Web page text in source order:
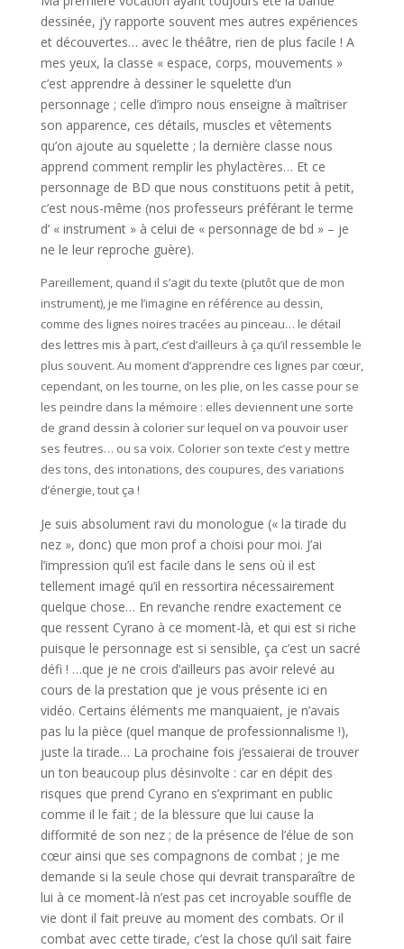
dessinée, j’y rapporte souvent mes autres expériences
et découvertes… avec le théâtre, rien de plus facile ! A
mes yeux, la classe « espace, corps, mouvements »
c’est apprendre à dessiner le squelette d’un
personnage ; celle d’impro nous enseigne à maîtriser
son apparence, ces détails, muscles et vêtements
qu’on ajoute au squelette ; la dernière classe nous
apprend comment remplir les phylactères… Et ce
personnage de BD que nous constituons petit à petit,
c’est nous-même (nos professeurs préférant le terme
d’ « instrument » à celui de « personnage de bd » – je
ne le leur reproche guère).
Pareillement, quand il s’agit du texte (plutôt que de mon
instrument), je me l’imagine en référence au dessin,
comme des lignes noires tracées au pinceau… le détail
des lettres mis à part, c’est d’ailleurs à ça qu’il ressemble le
plus souvent. Au moment d’apprendre ces lignes par cœur,
cependant, on les tourne, on les plie, on les casse pour se
les peindre dans la mémoire : elles deviennent une sorte
de grand dessin à colorier sur lequel on va pouvoir user
ses feutres… ou sa voix. Colorier son texte c’est y mettre
des tons, des intonations, des coupures, des variations
d’énergie, tout ça !
Je suis absolument ravi du monologue (« la tirade du
nez », donc) que mon prof a choisi pour moi. J’ai
l’impression qu’il est facile dans le sens où il est
tellement imagé qu’il en ressortira nécessairement
quelque chose… En revanche rendre exactement ce
que ressent Cyrano à ce moment-là, et qui est si riche
puisque le personnage est si sensible, ça c’est un sacré
défi ! …que je ne crois d’ailleurs pas avoir relevé au
cours de la prestation que je vous présente ici en
vidéo. Certains éléments me manquaient, je n’avais
pas lu la pièce (quel manque de professionnalisme !),
juste la tirade… La prochaine fois j’essaierai de trouver
un ton beaucoup plus désinvolte : car en dépit des
risques que prend Cyrano en s’exprimant en public
comme il le fait ; de la blessure que lui cause la
difformité de son nez ; de la présence de l’élue de son
cœur ainsi que ses compagnons de combat ; je me
demande si la seule chose qui devrait transparaître de
lui à ce moment-là n’est pas cet incroyable souffle de
vie dont il fait preuve au moment des combats. Or il
combat avec cette tirade, c’est la chose qu’il sait faire